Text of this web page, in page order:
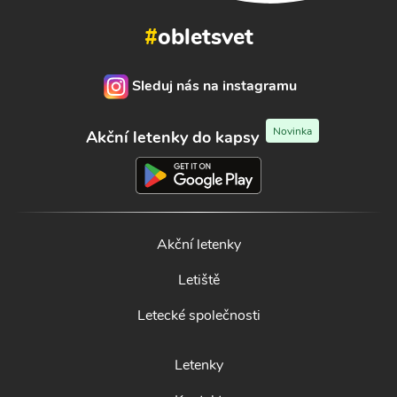
#obletsvet
Sleduj nás na instagramu
Akční letenky do kapsy Novinka
Akční letenky
Letiště
Letecké společnosti
Letenky